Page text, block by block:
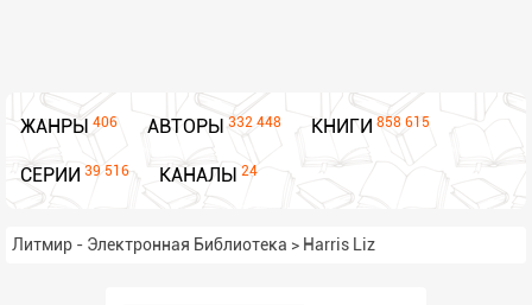
ЖАНРЫ 406 АВТОРЫ 332 448 КНИГИ 858 615
СЕРИИ 39 516 КАНАЛЫ 24
Литмир - Электронная Библиотека > Harris Liz